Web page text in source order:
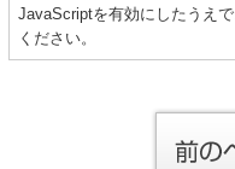
JavaScriptを有効にしたうえ
ください。